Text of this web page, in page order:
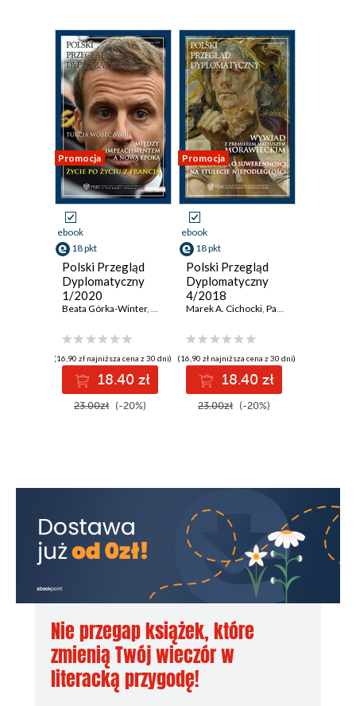
Promocja
ebook
18 pkt
Polski Przegląd
Dyplomatyczny
1/2020
Beata Górka-Winter, Przemysław Żurawski vel Grajewski
(16,90 zł najniższa cena z 30 dni)
18.40 zł
23.00zł (-20%)
Promocja
ebook
18 pkt
Polski Przegląd
Dyplomatyczny
4/2018
Marek A. Cichocki, Paweł Kowal
(16,90 zł najniższa cena z 30 dni)
18.40 zł
23.00zł (-20%)
Nie przegap książek, które
zmienią Twój wieczór w
literacką przygodę!